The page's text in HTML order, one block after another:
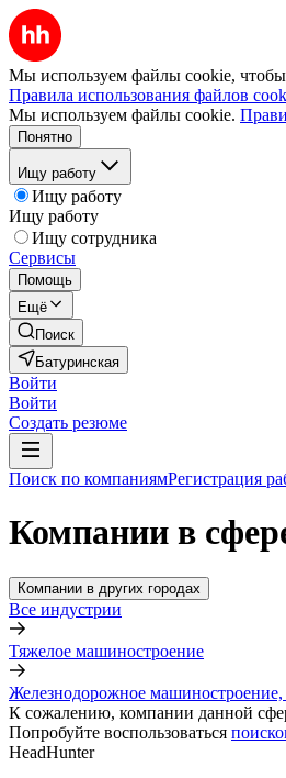
Мы используем файлы cookie, чтобы
Правила использования файлов
Мы используем файлы cookie.
Понятно
Ищу работу
Ищу работу
Ищу работу
Ищу сотрудника
Сервисы
Помощь
Ещё
Поиск
Батуринская
Войти
Войти
Создать резюме
Поиск по компаниямРегистрация
Компании в
Компании в других городах
Все индустрии
Тяжелое машиностроение
Железнодорожное машиностроение,
К сожалению, компании данной
Попробуйте воспользоваться
HeadHunter